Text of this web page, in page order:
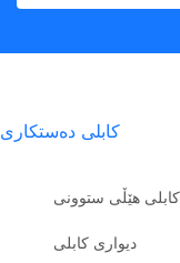
كابلی ده‌ستكاری
کابلی هێڵی ستوونی
دیواری کابلی